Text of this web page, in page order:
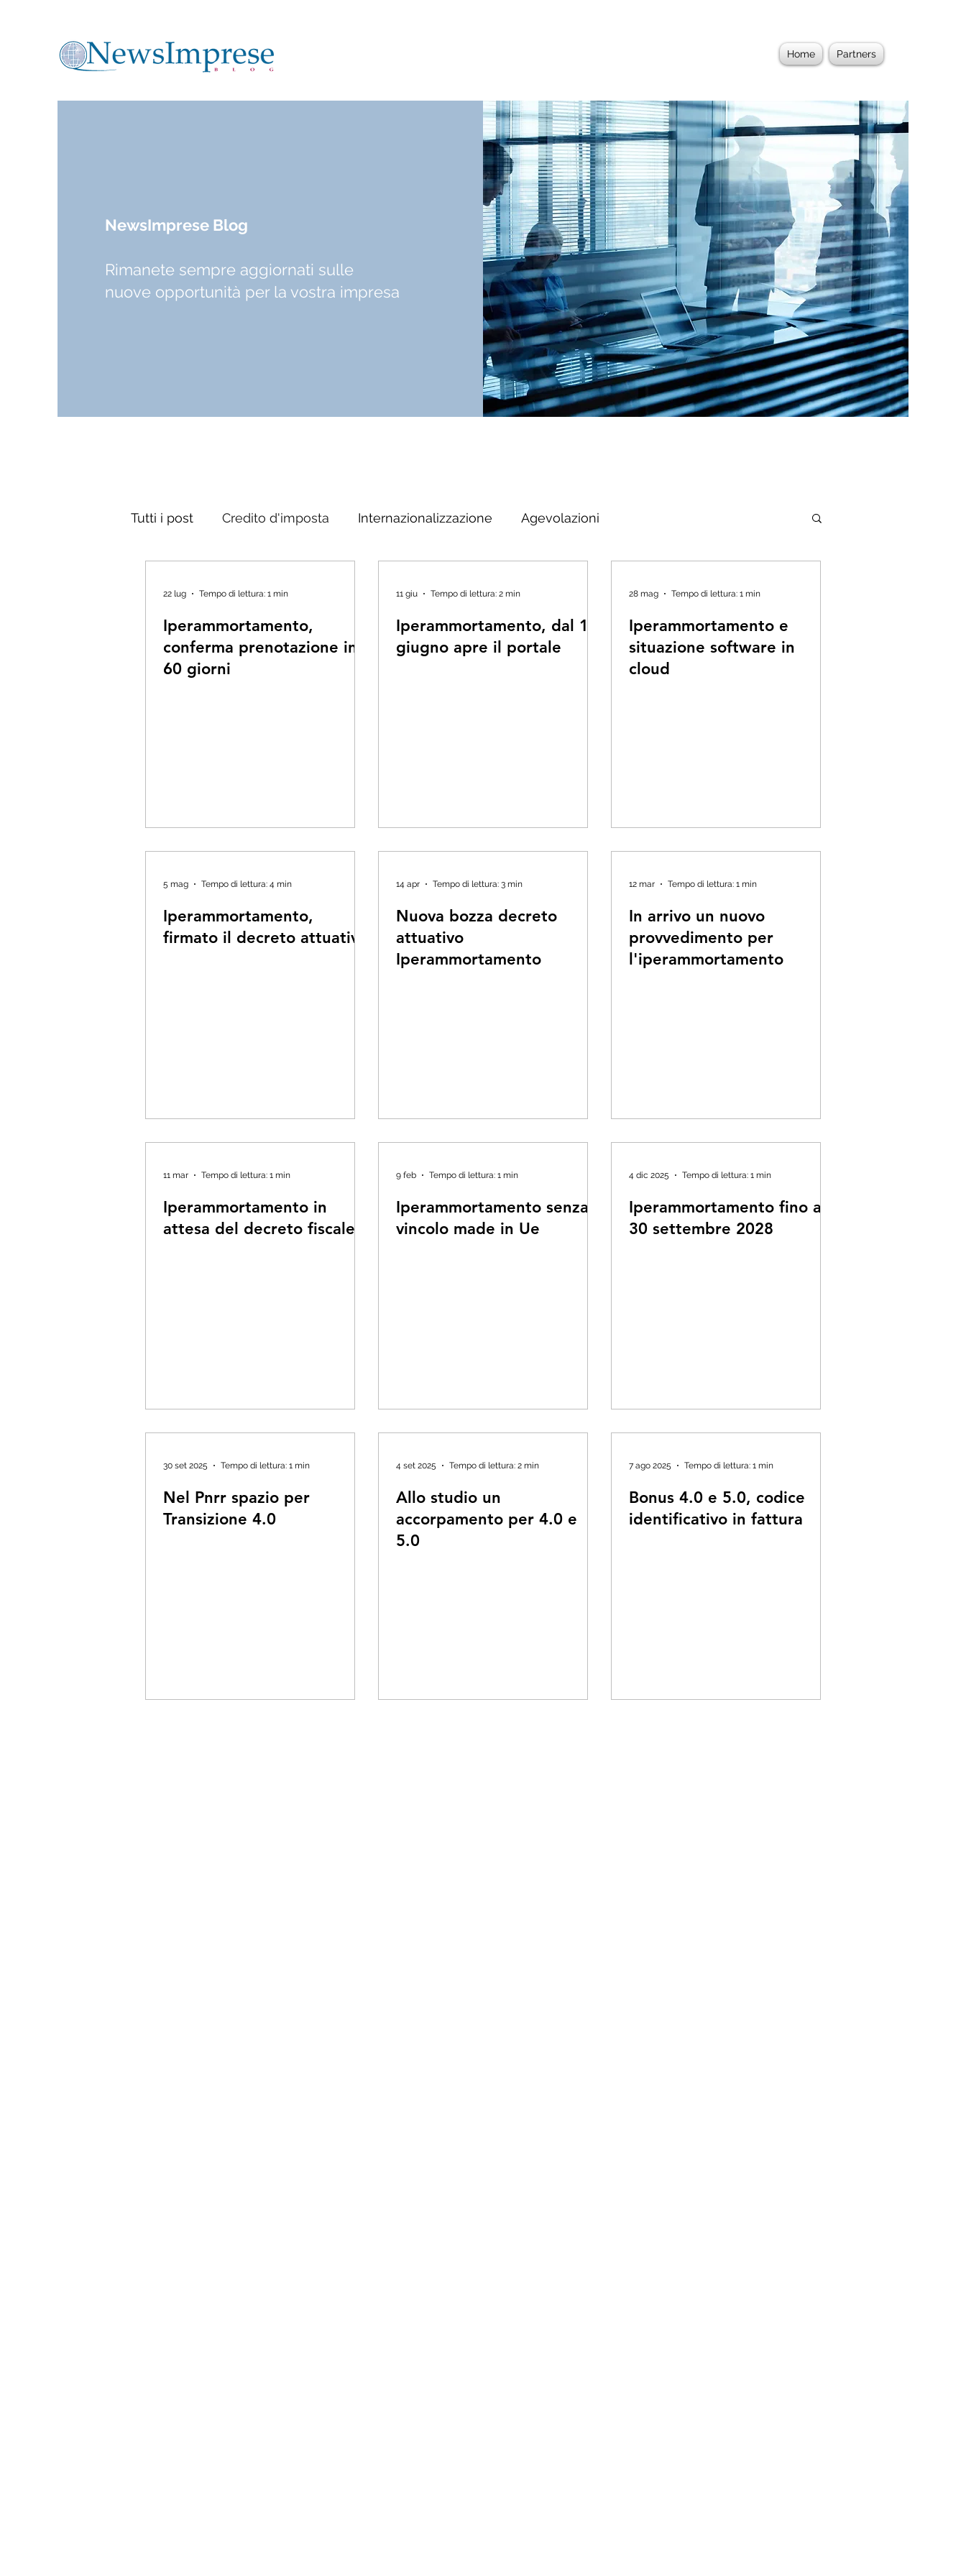
Home Partners
NewsImprese Blog
Rimanete sempre aggiornati sulle
nuove opportunità per la vostra impresa
Tutti i post Credito d'imposta Internazionalizzazione Agevolazioni
Iperammortamento,
conferma prenotazione in
60 giorni
22 lug Tempo di lettura: 1 min
Iperammortamento, dal 12
giugno apre il portale
11 giu Tempo di lettura: 2 min
Iperammortamento e
situazione software in
cloud
28 mag Tempo di lettura: 1 min
Iperammortamento,
firmato il decreto attuativo
5 mag Tempo di lettura: 4 min
Nuova bozza decreto
attuativo
Iperammortamento
14 apr Tempo di lettura: 3 min
In arrivo un nuovo
provvedimento per
l'iperammortamento
12 mar Tempo di lettura: 1 min
Iperammortamento in
attesa del decreto fiscale
11 mar Tempo di lettura: 1 min
Iperammortamento senza
vincolo made in Ue
9 feb Tempo di lettura: 1 min
Iperammortamento fino al
30 settembre 2028
4 dic 2025 Tempo di lettura: 1 min
Nel Pnrr spazio per
Transizione 4.0
30 set 2025 Tempo di lettura: 1 min
Allo studio un
accorpamento per 4.0 e
5.0
4 set 2025 Tempo di lettura: 2 min
Bonus 4.0 e 5.0, codice
identificativo in fattura
7 ago 2025 Tempo di lettura: 1 min